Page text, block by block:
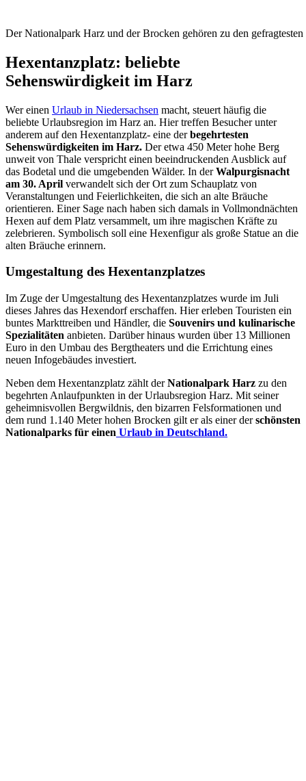
Der Nationalpark Harz und der Brocken gehören zu den
Hexentanzplatz: beliebte
Sehenswürdigkeit im Harz
Wer einen Urlaub in Niedersachsen macht, steuert häufig die
beliebte Urlaubsregion im Harz an. Hier treffen Besucher unter
anderem auf den Hexentanzplatz- eine derbegehrtesten
Sehenswürdigkeiten im Harz. Der etwa 450 Meter hohe Berg
unweit von Thale verspricht einen beeindruckenden Ausblick auf
das Bodetal und die umgebenden Wälder. In derWalpurgisnacht
am 30. April verwandelt sich der Ort zum Schauplatz von
Veranstaltungen und Feierlichkeiten, die sich an alte Bräuche
orientieren. Einer Sage nach haben sich damals in Vollmondnächten
Hexen auf dem Platz versammelt, um ihre magischen Kräfte zu
zelebrieren. Symbolisch soll eine Hexenfigur als große Statue an die
alten Bräuche erinnern.
Umgestaltung des Hexentanzplatzes
Im Zuge der Umgestaltung des Hexentanzplatzes wurde im Juli
dieses Jahres das Hexendorf erschaffen. Hier erleben Touristen ein
buntes Markttreiben und Händler, die Souvenirs und kulinarische
Spezialitäten anbieten. Darüber hinaus wurden über 13 Millionen
Euro in den Umbau des Bergtheaters und die Errichtung eines
neuen Infogebäudes investiert.
Neben dem Hexentanzplatz zählt derNationalpark Harz zu den
begehrten Anlaufpunkten in der Urlaubsregion Harz. Mit seiner
geheimnisvollen Bergwildnis, den bizarren Felsformationen und
dem rund 1.140 Meter hohen Brocken gilt er als einer derschönsten
Nationalparks für einen Urlaub in Deutschland.